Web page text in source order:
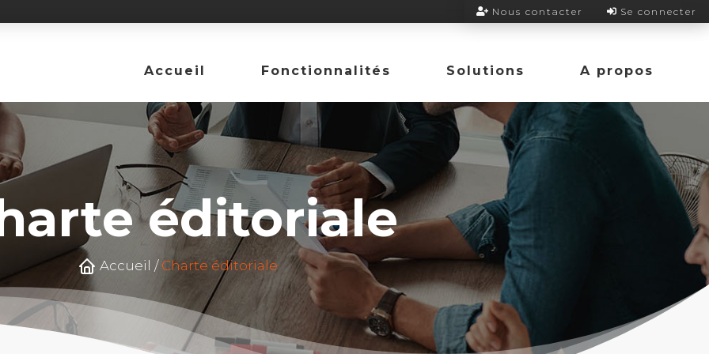
Nous contacter Se connecter
Accueil Fonctionnalités Solutions A propos
éditoriale
Accueil / Charte éditoriale